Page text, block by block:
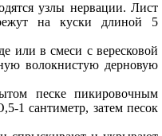
узлы нервации. Лист
на куски длиной 5
или в смеси с вересковой
волокнистую дерновую
песке пикировочным
1 сантиметр, затем песок